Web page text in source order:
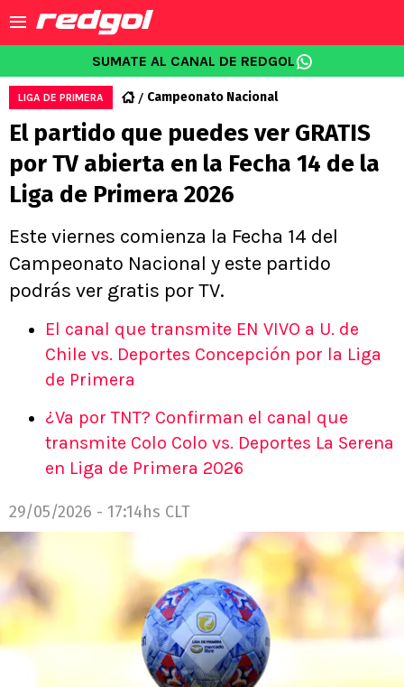
SUMATE AL CANAL DE REDGOL
LIGA DE PRIMERA Campeonato Nacional
El partido que puedes ver GRATIS
por TV abierta en la Fecha 14 de la
Liga de Primera 2026
Este viernes comienza la Fecha 14 del
Campeonato Nacional y este partido
podrás ver gratis por TV.
El canal que transmite EN VIVO a U. de
Chile vs. Deportes Concepción por la Liga
de Primera
¿Va por TNT? Confirman el canal que
transmite Colo Colo vs. Deportes La Serena
en Liga de Primera 2026
29/05/2026 - 17:14hs CLT